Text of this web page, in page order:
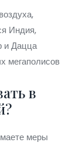
Индия,
и Дацца
мегаполисов
в
меры